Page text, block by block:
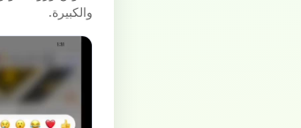
والكبيرة.